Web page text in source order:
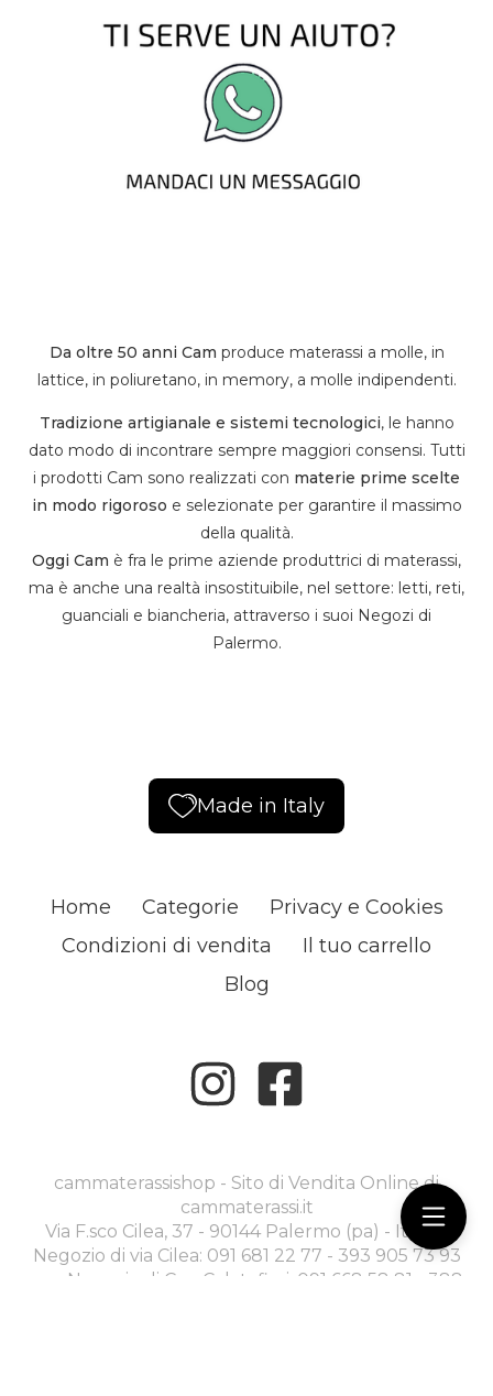
Da oltre 50 anni Cam produce materassi a molle, in
lattice, in poliuretano, in memory, a molle indipendenti.
Tradizione artigianale e sistemi tecnologici, le hanno
dato modo di incontrare sempre maggiori consensi. Tutti
i prodotti Cam sono realizzati con materie prime scelte
in modo rigoroso e selezionate per garantire il massimo
della qualità.
Oggi Cam è fra le prime aziende produttrici di materassi,
ma è anche una realtà insostituibile, nel settore: letti, reti,
guanciali e biancheria, attraverso i suoi Negozi di
Palermo.
Made in Italy
Home Categorie
Privacy e Cookies
Condizioni di vendita
Il tuo carrello
Blog
cammaterassishop - Sito di Vendita Online di
cammaterassi.it
Via F.sco Cilea, 37 - 90144 Palermo (pa) - Italia -
Negozio di via Cilea: 091 681 22 77 - 393 905 73 93
----- Negozio di C.so Calatafimi: 091 668 58 81 - 388